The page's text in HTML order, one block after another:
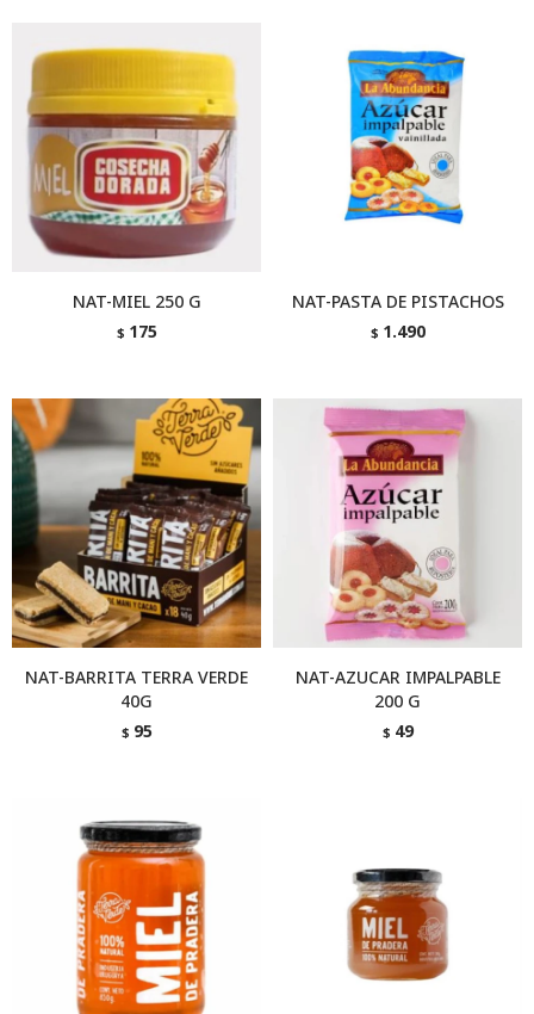
NAT-MIEL 250 G
$ 175
NAT-PASTA DE PISTACHOS
$ 1.490
NAT-BARRITA TERRA VERDE
40G
$ 95
NAT-AZUCAR IMPALPABLE
200 G
$ 49